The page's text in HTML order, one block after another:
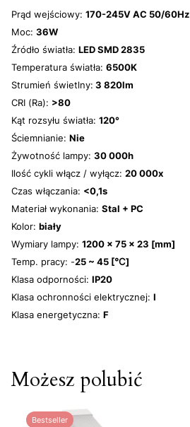
Prąd wejściowy: 170-245V AC 50/60Hz
Moc: 36W
Źródło światła: LED SMD 2835
Temperatura światła: 6500K
Strumień świetlny: 3 820lm
CRI (Ra): >80
Kąt rozsyłu światła: 120°
Ściemnianie: Nie
Żywotność lampy: 30 000h
Ilość cykli włącz / wyłącz: 20 000x
Czas włączania: <0,1s
Materiał wykonania: Stal + PC
Kolor: biały
Wymiary lampy: 1200 x 75 x 23 [mm]
Temp. pracy: -25 ~ 45 [℃]
Klasa odporności: IP20
Klasa ochronności elektrycznej: I
Klasa energetyczna: F
Możesz polubić
Bestseller